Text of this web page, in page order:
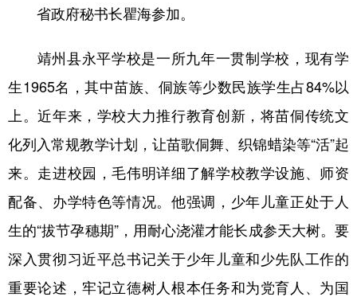
省政府秘书长瞿海参加。
靖州县永平学校是一所九年一贯制学校，现有学
生1965名，其中苗族、侗族等少数民族学生占84%以
上。近年来，学校大力推行教育创新，将苗侗传统文
化列入常规教学计划，让苗歌侗舞、织锦蜡染等“活”起
来。走进校园，毛伟明详细了解学校教学设施、师资
配备、办学特色等情况。他强调，少年儿童正处于人
生的“拔节孕穗期”，用耐心浇灌才能长成参天大树。要
深入贯彻习近平总书记关于少年儿童和少先队工作的
重要论述，牢记立德树人根本任务和为党育人、为国